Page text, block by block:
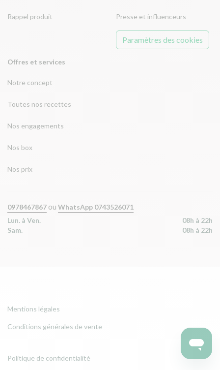
Rappel produit
Offres et services
Notre concept
Toutes nos recettes
Nos engagements
Nos box
Nos prix
Presse et influenceurs
Paramètres des cookies
0978467867 ou WhatsApp 0743526071
Lun. à Ven.
08h à 22h
Sam.
08h à 22h
Mentions légales
Conditions générales de vente
Politique de confidentialité